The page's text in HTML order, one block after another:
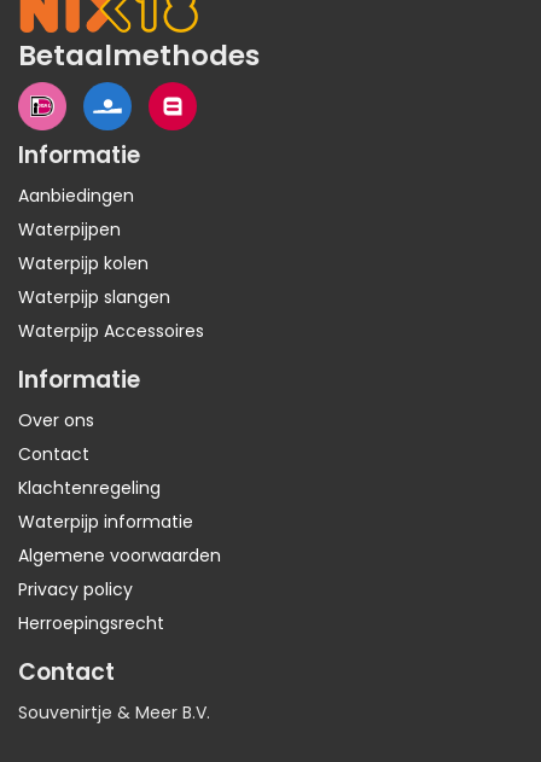
Betaalmethodes
Informatie
Aanbiedingen
Waterpijpen
Waterpijp kolen
Waterpijp slangen
Waterpijp Accessoires
Informatie
Over ons
Contact
Klachtenregeling
Waterpijp informatie
Algemene voorwaarden
Privacy policy
Herroepingsrecht
Contact
Souvenirtje & Meer B.V.